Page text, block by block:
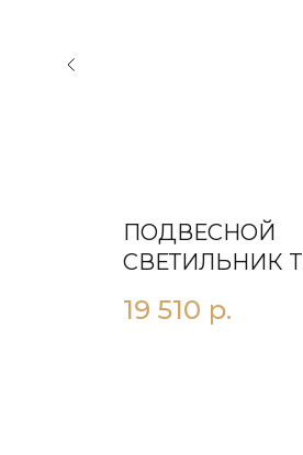
ПОДВЕСНОЙ
СВЕТИЛЬНИК
19 510 р.